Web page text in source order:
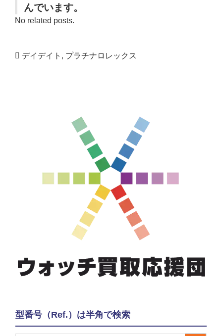
んでいます。
No related posts.
デイデイト , プラチナロレックス
型番号（Ref.）は半角で検索